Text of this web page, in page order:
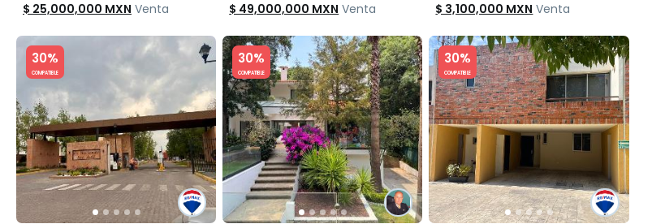
$ 25,000,000 MXN Venta $ 49,000,000 MXN Venta $ 3,100,000 MXN Venta
30%
COMPATIBLE
Slide 1 of 5
30%
COMPATIBLE
Slide 1 of 5
30%
COMPATIBLE
Slide 1 of 5